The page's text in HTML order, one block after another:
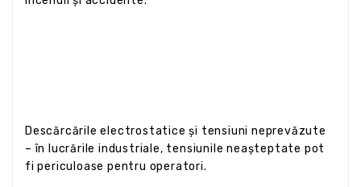
Descărcările electrostatice și tensiuni neprevăzute
– în lucrările industriale, tensiunile neașteptate pot
fi periculoase pentru operatori.